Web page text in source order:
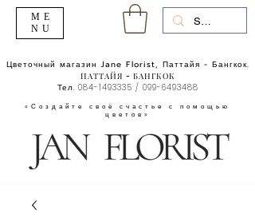
«Создайте своё счастье с помощью
цветов»
Цветочный магазин Jane Florist, Паттайя - Бангкок.
ПАТТАЙЯ - БАНГКОК
Тел. 084-1493335 / 099-6493488
ME
NU